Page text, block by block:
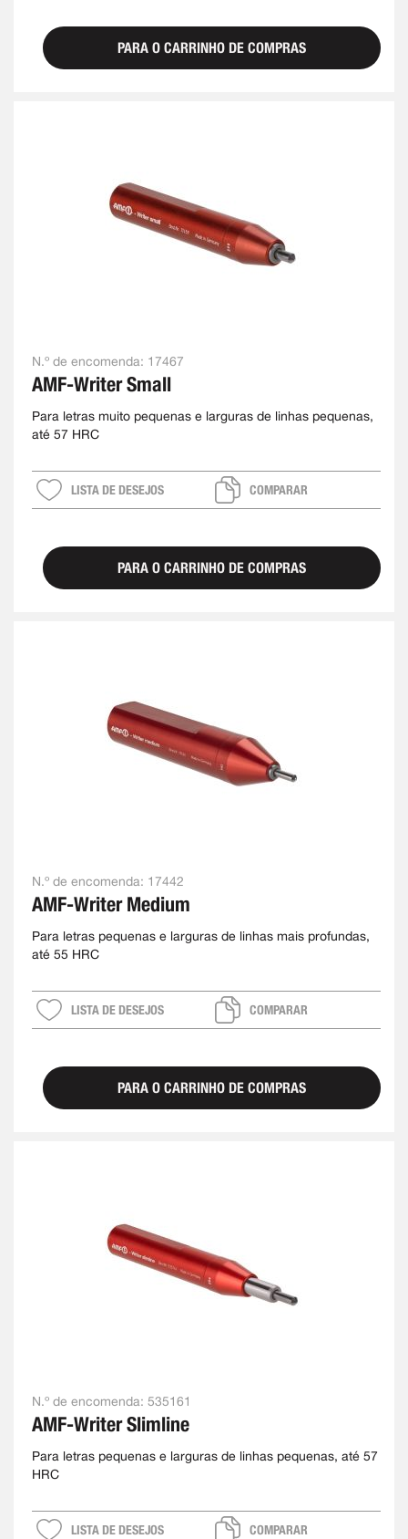
PARA O CARRINHO DE COMPRAS
N.º de encomenda: 17467
AMF-Writer Small
Para letras muito pequenas e larguras de linhas pequenas,
até 57 HRC
LISTA DE DESEJOS COMPARAR
PARA O CARRINHO DE COMPRAS
N.º de encomenda: 17442
AMF-Writer Medium
Para letras pequenas e larguras de linhas mais profundas,
até 55 HRC
LISTA DE DESEJOS COMPARAR
PARA O CARRINHO DE COMPRAS
N.º de encomenda: 535161
AMF-Writer Slimline
Para letras pequenas e larguras de linhas pequenas, até 57
HRC
LISTA DE DESEJOS COMPARAR